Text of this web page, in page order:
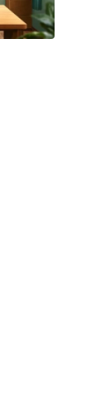
देहधारण र
गर्ने गर्छन्।